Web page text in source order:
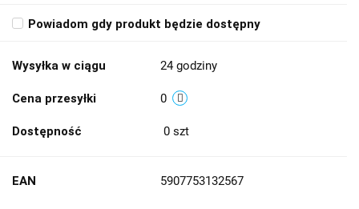
Powiadom gdy produkt będzie dostępny
Wysyłka w ciągu 24 godziny
Cena przesyłki 0
Dostępność 0 szt
EAN 5907753132567